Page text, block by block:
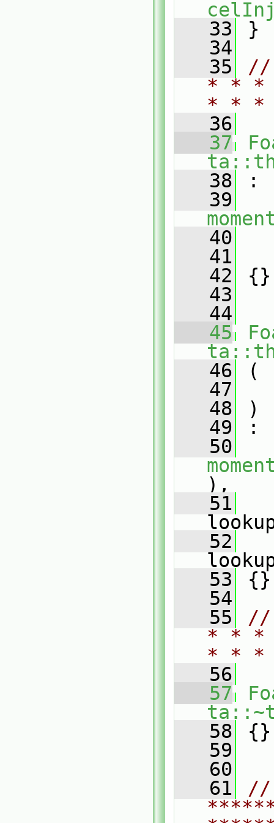
   33
}
   34
   35
//
* * *
* *
   36
   37
   38
:
   39
   40
   41
   42
{}
   43
   44
   45
   46
(
   47
   48
)
   49
:
   50
),
   51
   52
   53
{}
   54
   55
//
* * *
* *
   56
   57
   58
{}
   59
   60
   61
//